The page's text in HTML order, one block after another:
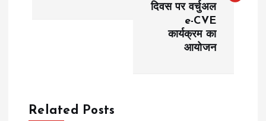
v
दिवस पर वर्चुअल
e-CVE
कार्यक्रम का
आयोजन
Related Posts